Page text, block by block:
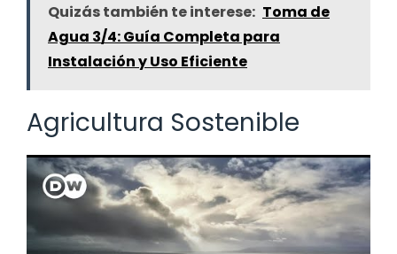
Quizás también te interese: Toma de
Agua 3/4: Guía Completa para
Instalación y Uso Eficiente
Agricultura Sostenible